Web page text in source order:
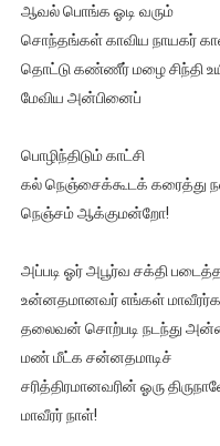
ஐ.நா முன்றலில் சீரற்ற
இளையராஜா – கமல் அவசர
32 CM விநோத
வலிமை தான் அஜித்
ஆவல் பொங்க ஓடி வரும்
சொந்தங்கள் காவிய நாயகர்
தொட்டு கண்ணீர் மழை சிந்தி
மேவிய அன்பினைப்
பொழிந்திடும் காட்சி
கல் நெஞ்சைக்கூடக் கரைத்து
நெஞ்சம் ஆக்குமன்றோ!
அப்படி ஓர் அபூர்வ சக்தி
உன்னதமானவர் எங்கள்
தலைவன் சொற்படி நடந்து
மண் மீட்க சன்னதமாடிச்
சரித்திரமானவரின் ஓரு
மாவீரர் நாள்!